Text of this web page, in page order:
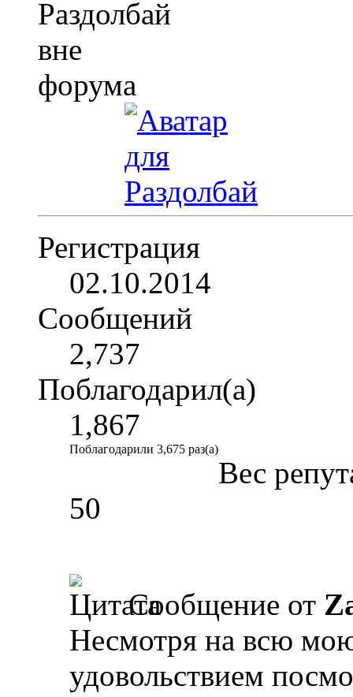
Регистрация
02.10.2014
Сообщений
2,737
Поблагодарил(а)
1,867
Поблагодарили 3,675 раз(а)
Вес
50
Сообщение от
Несмотря на всю
удовольствием